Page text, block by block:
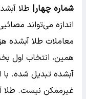
شماره چهار| طلا
اندازه می‌تواند
معاملات طلا آبشده
همین، انتخاب اول
آبشده تبدیل شده.
غیرممکن نیست. طلا